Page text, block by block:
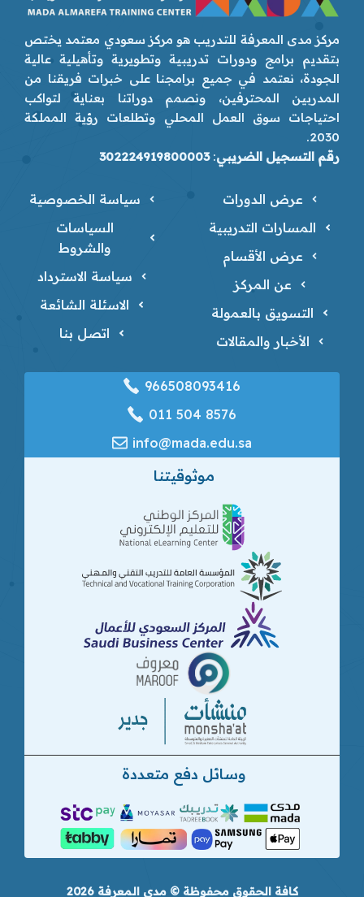
مركز مدى المعرفة للتدريب هو مركز سعودي معتمد يختص
بتقديم برامج ودورات تدريبية وتطويرية وتأهيلية عالية
الجودة، نعتمد في جميع برامجنا على خبرات فريقنا من
المدربين المحترفين، ونصمم دوراتنا بعناية لتواكب
احتياجات سوق العمل المحلي وتطلعات رؤية المملكة
2030.
رقم التسجيل الضريبي:
302224919800003
عرض الدورات
المسارات التدريبية
عرض الأقسام
عن المركز
التسويق بالعمولة
الأخبار والمقالات
سياسة الخصوصية
السياسات
والشروط
سياسة الاسترداد
الاسئلة الشائعة
اتصل بنا
966508093416
‎011 504 8576
info@mada.edu.sa
موثوقيتنا
وسائل دفع متعددة
كافة الحقوق محفوظة © مدى المعرفة 2026